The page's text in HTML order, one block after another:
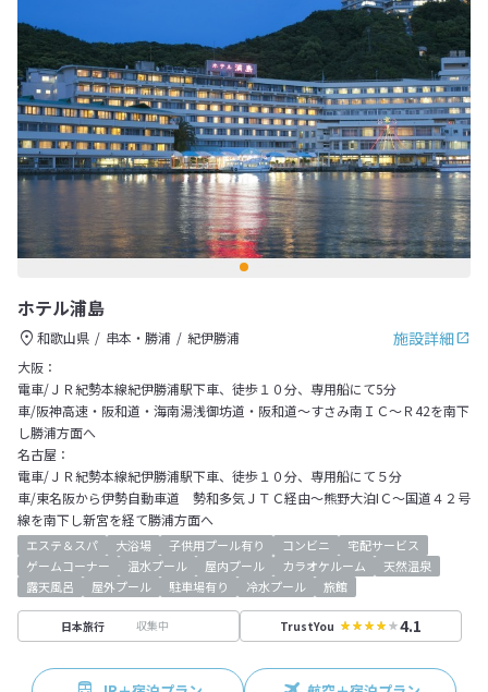
ホテル浦島
施設詳細
和歌山県 串本・勝浦
紀伊勝浦
大阪：
電車/ＪＲ紀勢本線紀伊勝浦駅下車、徒歩１０分、専用船にて5分
車/阪神高速・阪和道・海南湯浅御坊道・阪和道～すさみ南ＩＣ～Ｒ42を南下
し勝浦方面へ
名古屋：
電車/ＪＲ紀勢本線紀伊勝浦駅下車、徒歩１０分、専用船にて５分
車/東名阪から伊勢自動車道 勢和多気ＪＴＣ経由～熊野大泊IＣ～国道４２号
線を南下し新宮を経て勝浦方面へ
エステ＆スパ 大浴場 子供用プール有り コンビニ
宅配サービス
ゲームコーナー
温水プール 屋内プール カラオケルーム
天然温泉
露天風呂
屋外プール 駐車場有り 冷水プール 旅館
日本旅行 収集中 TrustYou 4.1